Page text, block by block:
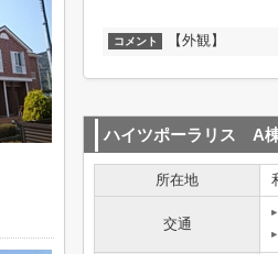
コメント 【外観】
ハイツポーラリス A
所在地
交通